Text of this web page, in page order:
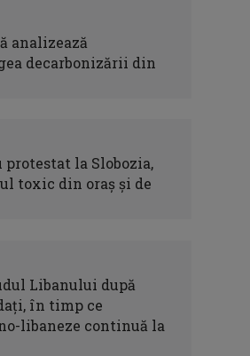
analizează
decarbonizării din
protestat la Slobozia,
toxic din oraș și de
Libanului după
în timp ce
libaneze continuă la